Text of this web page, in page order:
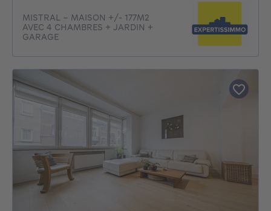
MISTRAL - MAISON +/- 177M2
AVEC 4 CHAMBRES + JARDIN +
GARAGE